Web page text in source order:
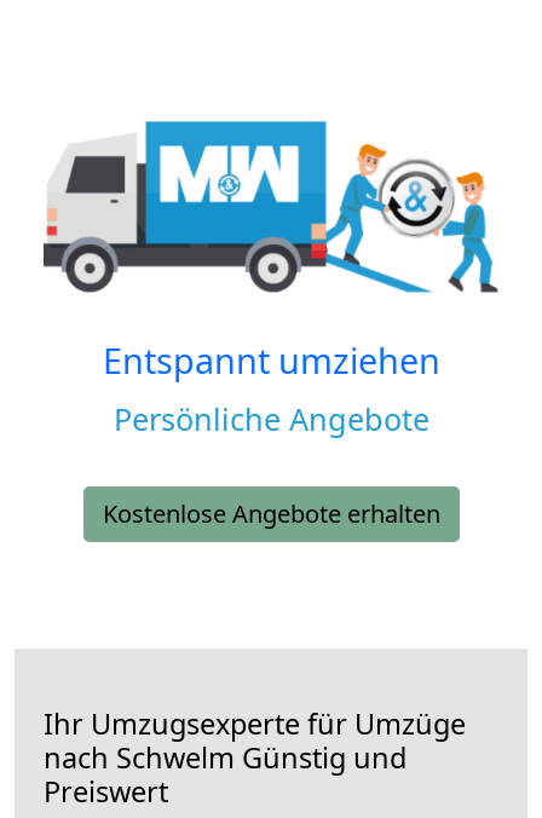
Entspannt umziehen
Persönliche Angebote
Kostenlose Angebote erhalten
Ihr Umzugsexperte für Umzüge
nach Schwelm Günstig und
Preiswert